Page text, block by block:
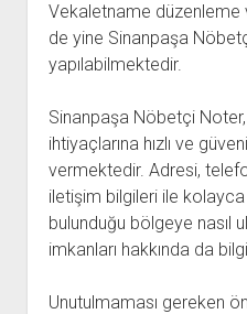
Vekaletname
de yine Sinanpaşa
yapılabilmektedir.
Sinanpaşa Nöbetçi
ihtiyaçlarına hızlı ve
vermektedir. Adresi,
iletişim bilgileri ile kolayca
bulunduğu bölgeye nasıl
imkanları hakkında da
Unutulmaması gereken